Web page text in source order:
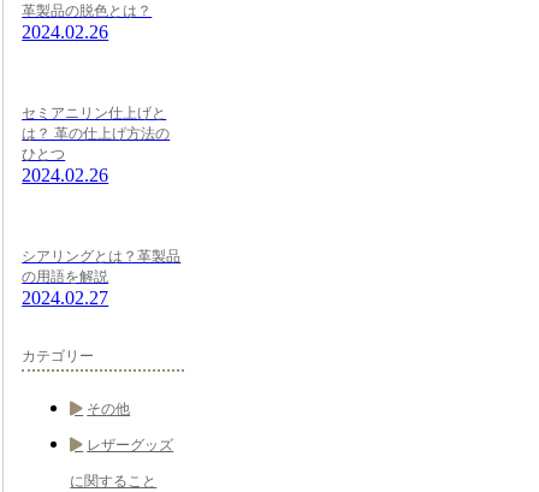
革製品の脱色とは？
2024.02.26
セミアニリン仕上げと
は？ 革の仕上げ方法の
ひとつ
2024.02.26
シアリングとは？革製品
の用語を解説
2024.02.27
カテゴリー
その他
レザーグッズ
に関すること